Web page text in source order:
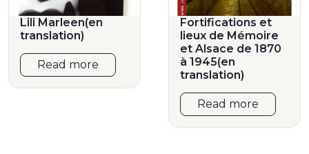
Lili Marleen(en
translation)
Read more
Fortifications et
lieux de Mémoire
et Alsace de 1870
à 1945(en
translation)
Read more